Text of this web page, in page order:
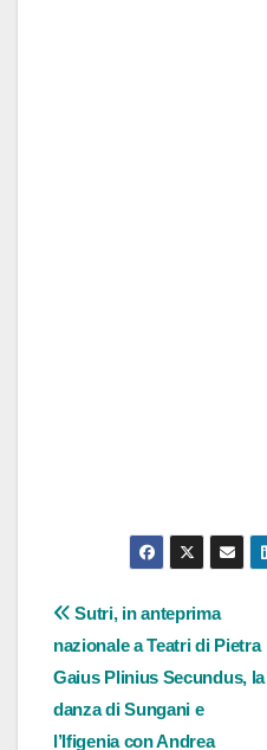
Navigazione
articoli
Sutri, in anteprima
nazionale a Teatri di Pietra
Gaius Plinius Secundus, la
danza di Sungani e
l’Ifigenia con Andrea